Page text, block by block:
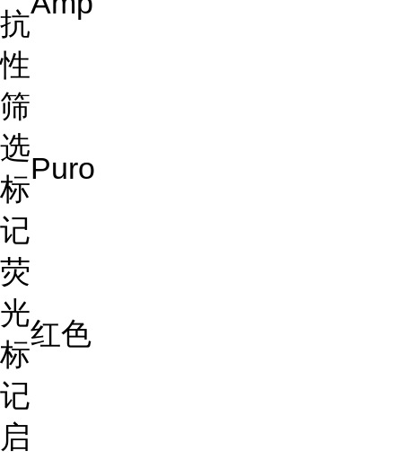
抗
性
筛
选
标
记
Puro
荧
光
标
记
红色
启